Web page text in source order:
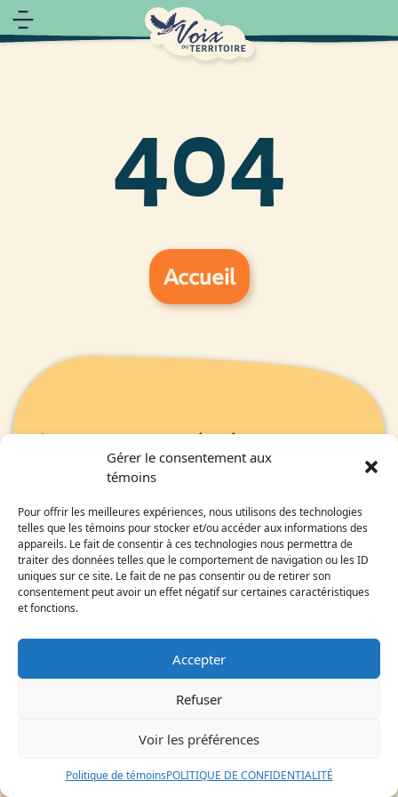
Gérer le consentement aux
témoins
Pour offrir les meilleures expériences, nous utilisons des technologies
telles que les témoins pour stocker et/ou accéder aux informations des
appareils. Le fait de consentir à ces technologies nous permettra de
traiter des données telles que le comportement de navigation ou les ID
uniques sur ce site. Le fait de ne pas consentir ou de retirer son
consentement peut avoir un effet négatif sur certaines caractéristiques
et fonctions.
Accepter
Refuser
Voir les préférences
Politique de témoinsPOLITIQUE DE CONFIDENTIALITÉ
404
Accueil
La page que vous recherchez est
inaccessible ou n'existe plus.
Retournez vers l'accueil pour apprendre
plus sur les Nations avec les ressources
pédagogiques.